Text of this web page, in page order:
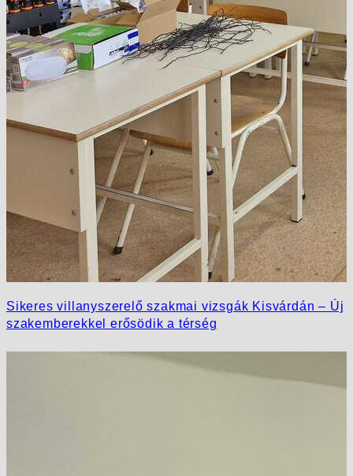
Sikeres villanyszerelő szakmai vizsgák Kisvárdán – Új
szakemberekkel erősödik a térség